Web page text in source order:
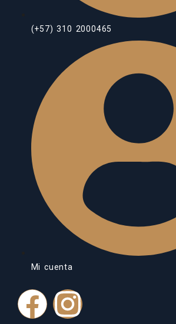
(+57) 310 2000465
Mi cuenta